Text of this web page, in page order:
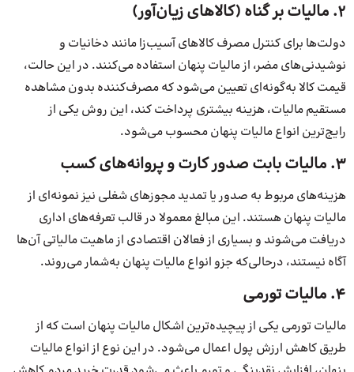
۲. مالیات بر گناه (کالاهای زیان‌آور)
دولت‌ها برای کنترل مصرف کالاهای آسیب‌زا مانند دخانیات و
نوشیدنی‌های مضر، از مالیات پنهان استفاده می‌کنند. در این حالت،
قیمت کالا به‌گونه‌ای تعیین می‌شود که مصرف‌کننده بدون مشاهده
مستقیم مالیات، هزینه بیشتری پرداخت کند، این روش یکی از
رایج‌ترین انواع مالیات پنهان محسوب می‌شود.
۳. مالیات بابت صدور کارت و پروانه‌های کسب
هزینه‌های مربوط به صدور یا تمدید مجوزهای شغلی نیز نمونه‌ای از
مالیات پنهان هستند. این مبالغ معمولا در قالب تعرفه‌های اداری
دریافت می‌شوند و بسیاری از فعالان اقتصادی از ماهیت مالیاتی آن‌ها
آگاه نیستند، درحالی‌که جزو انواع مالیات پنهان به‌شمار می‌روند.
۴. مالیات تورمی
مالیات تورمی یکی از پیچیده‌ترین اشکال مالیات پنهان است که از
طریق کاهش ارزش پول اعمال می‌شود. در این نوع از انواع مالیات